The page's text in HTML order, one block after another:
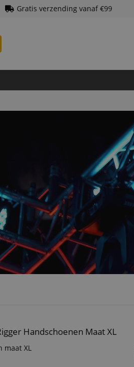
Gratis verzending vanaf €99
Handschoenen Maat XL
maat XL